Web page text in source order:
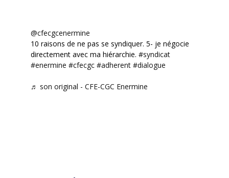
@cfecgcenermine
10 raisons de ne pas se syndiquer. 5- je négocie
directement avec ma hiérarchie. #syndicat
#enermine #cfecgc #adherent #dialogue
♬ son original - CFE-CGC Enermine